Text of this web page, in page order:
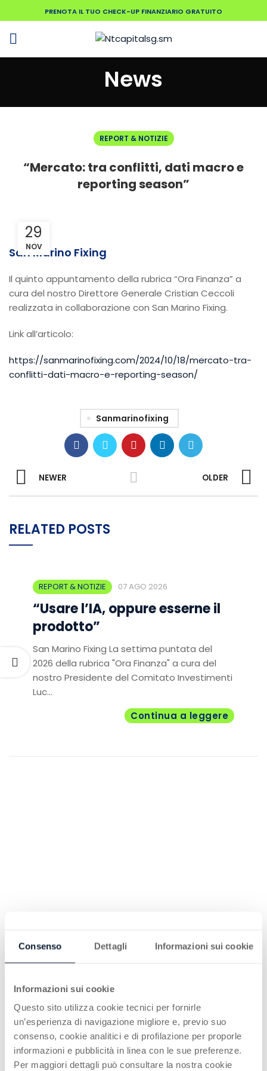
Consenso Dettagli Informazioni sui cookie
Informazioni sui cookie
Questo sito utilizza cookie tecnici per fornirle
un’esperienza di navigazione migliore e, previo suo
consenso, cookie analitici e di profilazione per proporle
informazioni e pubblicità in linea con le sue preferenze.
Per maggiori dettagli può consultare la nostra cookie
News
REPORT & NOTIZIE
“Mercato: tra conflitti, dati macro e
reporting season”
29
NOV
San Marino Fixing
Il quinto appuntamento della rubrica “Ora Finanza” a
cura del nostro Direttore Generale Cristian Ceccoli
realizzata in collaborazione con San Marino Fixing.
Link all’articolo:
https://sanmarinofixing.com/2024/10/18/mercato-tra-
conflitti-dati-macro-e-reporting-season/
Sanmarinofixing
NEWER OLDER
RELATED POSTS
REPORT & NOTIZIE 07 AGO 2026
“Usare l’IA, oppure esserne il
prodotto”
San Marino Fixing La settima puntata del
2026 della rubrica "Ora Finanza" a cura del
nostro Presidente del Comitato Investimenti
Luc...
Continua a leggere
PRENOTA IL TUO CHECK-UP FINANZIARIO GRATUITO